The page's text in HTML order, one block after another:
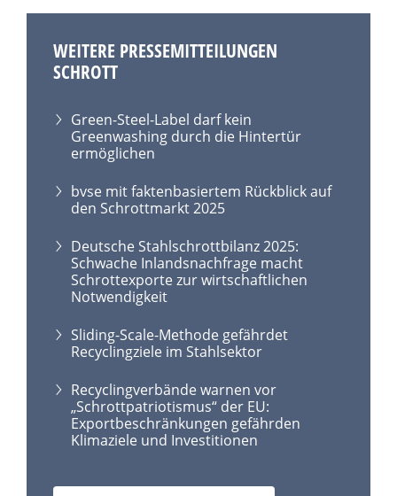
WEITERE PRESSEMITTEILUNGEN
SCHROTT
Green-Steel-Label darf kein
Greenwashing durch die Hintertür
ermöglichen
bvse mit faktenbasiertem Rückblick auf
den Schrottmarkt 2025
Deutsche Stahlschrottbilanz 2025:
Schwache Inlandsnachfrage macht
Schrottexporte zur wirtschaftlichen
Notwendigkeit
Sliding-Scale-Methode gefährdet
Recyclingziele im Stahlsektor
Recyclingverbände warnen vor
„Schrottpatriotismus“ der EU:
Exportbeschränkungen gefährden
Klimaziele und Investitionen